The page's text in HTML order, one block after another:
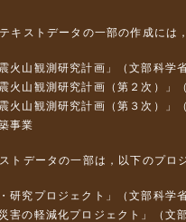
キストデータの一部の作成には
火山観測研究計画」（文部科学
火山観測研究計画（第２次）」
火山観測研究計画（第３次）」
事業
トデータの一部は，以下のプロ
研究プロジェクト」（文部科
害の軽減化プロジェクト」（